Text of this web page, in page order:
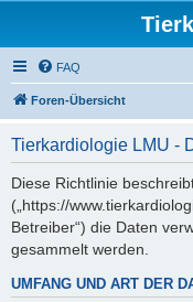
FAQ
Foren-Übersicht
Tierkardiologie LMU -
Diese Richtlinie
(„https://
Betreiber“) die Daten
gesammelt werden.
UMFANG UND ART DER